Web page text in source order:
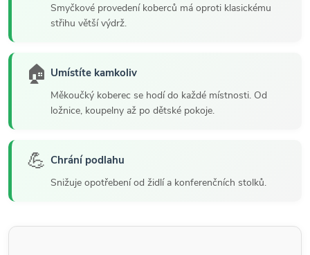
Smyčkové provedení koberců má oproti klasickému
střihu větší výdrž.
🏠 Umístíte kamkoliv
Měkoučký koberec se hodí do každé místnosti. Od
ložnice, koupelny až po dětské pokoje.
💪 Chrání podlahu
Snižuje opotřebení od židlí a konferenčních stolků.